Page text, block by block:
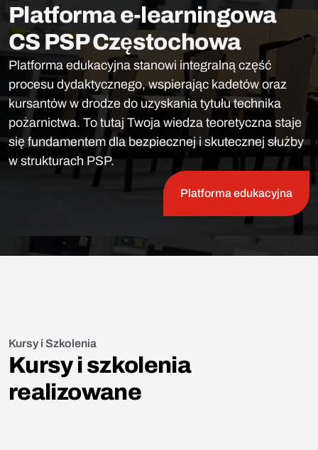
Platforma e-learningowa
CS PSP Częstochowa
Platforma edukacyjna stanowi integralną część
procesu dydaktycznego, wspierając kadetów oraz
kursantów w drodze do uzyskania tytułu technika
pożarnictwa. To tutaj Twoja wiedza teoretyczna staje
się fundamentem dla bezpiecznej i skutecznej służby
w strukturach PSP.
Platforma edukacyjna
Kursy i Szkolenia
Kursy i szkolenia
realizowane